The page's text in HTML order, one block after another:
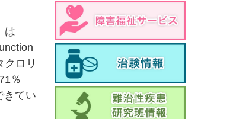
は
ロリ
％
きてい